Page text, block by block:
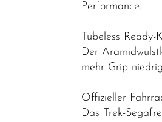
Kettenführung
Performance.
Tubeless Ready-
Der
mehr Grip
Offizieller
Das Trek-